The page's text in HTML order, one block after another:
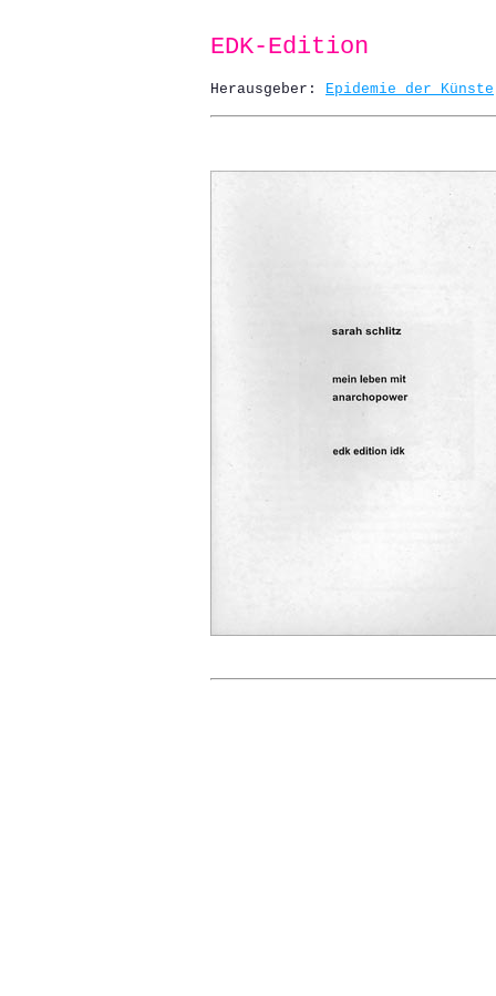
EDK-Edition
Herausgeber: Epidemie der Künste